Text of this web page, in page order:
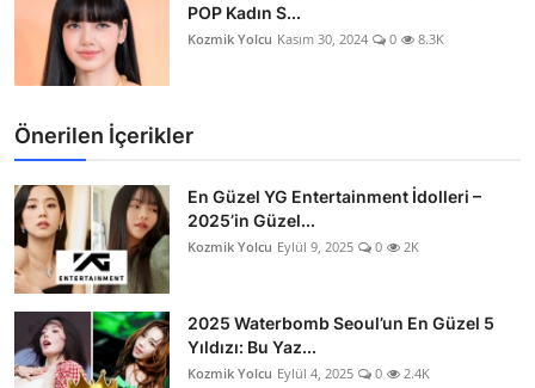
POP Kadın S...
Kozmik Yolcu Kasım 30, 2024 0 8.3K
Önerilen İçerikler
En Güzel YG Entertainment İdolleri –
2025’in Güzel...
Kozmik Yolcu Eylül 9, 2025 0 2K
2025 Waterbomb Seoul’un En Güzel 5
Yıldızı: Bu Yaz...
Kozmik Yolcu Eylül 4, 2025 0 2.4K